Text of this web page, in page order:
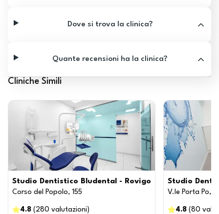
Dove si trova la clinica?
Quante recensioni ha la clinica?
Cliniche Simili
Studio Dentistico Bludental - Rovigo
Corso del Popolo, 155
4.8 ( 280 valutazioni )
Studio
V.le Porta Po,
4.8 (80